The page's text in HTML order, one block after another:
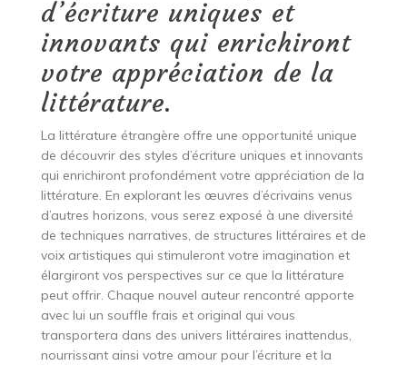
d’écriture uniques et
innovants qui enrichiront
votre appréciation de la
littérature.
La littérature étrangère offre une opportunité unique
de découvrir des styles d’écriture uniques et innovants
qui enrichiront profondément votre appréciation de la
littérature. En explorant les œuvres d’écrivains venus
d’autres horizons, vous serez exposé à une diversité
de techniques narratives, de structures littéraires et de
voix artistiques qui stimuleront votre imagination et
élargiront vos perspectives sur ce que la littérature
peut offrir. Chaque nouvel auteur rencontré apporte
avec lui un souffle frais et original qui vous
transportera dans des univers littéraires inattendus,
nourrissant ainsi votre amour pour l’écriture et la